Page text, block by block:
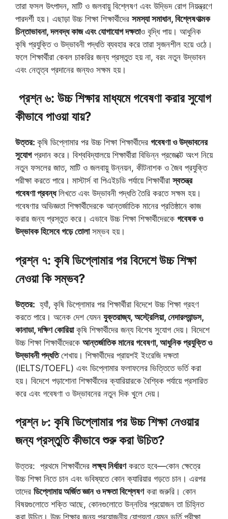
তারা ফসল উৎপাদন, মাটি ও জলবায়ু বিশ্লেষণ এবং উদ্ভিদ রোগ নিয়ন্ত্রণে
পারদর্শী হয়। এছাড়া উচ্চ শিক্ষা শিক্ষার্থীদের সমস্যা সমাধান, বিশ্লেষণাত্মক
চিন্তাভাবনা, দলবদ্ধ কাজ এবং যোগাযোগ দক্ষতাও বৃদ্ধি পায়। আধুনিক
কৃষি প্রযুক্তি ও উদ্ভাবনী পদ্ধতি ব্যবহার করে তারা সৃজনশীল হয়ে ওঠে।
ফলে শিক্ষার্থীরা কেবল চাকরির জন্য প্রস্তুত হয় না, বরং নতুন উদ্ভাবন
এবং নেতৃত্ব প্রদানের জন্যও সক্ষম হয়।
প্রশ্ন ৬: উচ্চ শিক্ষার মাধ্যমে গবেষণা করার সুযোগ
কীভাবে পাওয়া যায়?
উত্তর: কৃষি ডিপ্লোমার পর উচ্চ শিক্ষা শিক্ষার্থীদের গবেষণা ও উদ্ভাবনের
সুযোগপ্রদান করে। বিশ্ববিদ্যালয়ে শিক্ষার্থীরা বিভিন্ন প্রজেক্টে অংশ নিয়ে
নতুন ফসলের জাত, মাটি ও জলবায়ু উন্নয়ন, কীটনাশক ও জৈব প্রযুক্তি
পরীক্ষা করতে পারে। মাস্টার্স বা পিএইচডি পর্যায়ে শিক্ষার্থীরাস্বতন্ত্র
গবেষণা প্রবন্ধলিখতে এবং উদ্ভাবনী পদ্ধতি তৈরি করতে সক্ষম হয়।
গবেষণার অভিজ্ঞতা শিক্ষার্থীদেরকে আন্তর্জাতিক মানের প্রতিষ্ঠানে কাজ
করার জন্য প্রস্তুত করে। এভাবে উচ্চ শিক্ষা শিক্ষার্থীদেরকে গবেষক ও
উদ্ভাবক হিসেবে গড়ে তোলাসম্ভব হয়।
প্রশ্ন ৭: কৃষি ডিপ্লোমার পর বিদেশে উচ্চ শিক্ষা
নেওয়া কি সম্ভব?
উত্তর: হ্যাঁ, কৃষি ডিপ্লোমার পর শিক্ষার্থীরা বিদেশে উচ্চ শিক্ষা গ্রহণ
করতে পারে। অনেক দেশ যেমন যুক্তরাজ্য, অস্ট্রেলিয়া, নেদারল্যান্ডস,
কানাডা, দক্ষিণ কোরিয়াকৃষি শিক্ষার্থীদের জন্য বিশেষ সুযোগ দেয়। বিদেশে
উচ্চ শিক্ষা শিক্ষার্থীদেরকে আন্তর্জাতিক মানের গবেষণা, আধুনিক প্রযুক্তি ও
উদ্ভাবনী পদ্ধতিশেখায়। শিক্ষার্থীদের প্রায়শই ইংরেজি দক্ষতা
(IELTS/TOEFL) এবং ডিপ্লোমার ফলাফলের ভিত্তিতে ভর্তি করা
হয়। বিদেশে পড়াশোনা শিক্ষার্থীদের ক্যারিয়ারকে বৈশ্বিক পর্যায়ে প্রসারিত
করে এবং গবেষণা ও উদ্ভাবনের নতুন দিক খুলে দেয়।
প্রশ্ন ৮: কৃষি ডিপ্লোমার পর উচ্চ শিক্ষা নেওয়ার
জন্য প্রস্তুতি কীভাবে শুরু করা উচিত?
উত্তর: প্রথমে শিক্ষার্থীদের লক্ষ্য নির্ধারণকরতে হবে—কোন ক্ষেত্রে
উচ্চ শিক্ষা নিতে চান এবং ভবিষ্যতে কোন ক্যারিয়ার গড়তে চান। এরপর
তাদের ডিপ্লোমায় অর্জিত জ্ঞান ও দক্ষতা বিশ্লেষণকরা জরুরি। কোন
বিষয়গুলোতে শক্তি আছে, কোনগুলোতে উন্নতির প্রয়োজন তা চিহ্নিত